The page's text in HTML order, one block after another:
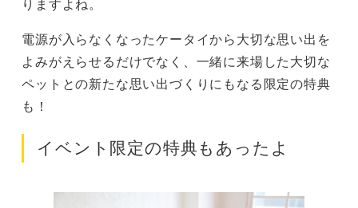
りますよね。
電源が入らなくなったケータイから大切な思い出を
よみがえらせるだけでなく、一緒に来場した大切な
ペットとの新たな思い出づくりにもなる限定の特典
も！
イベント限定の特典もあったよ